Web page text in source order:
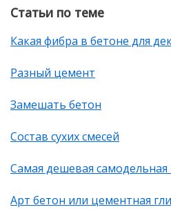
Статьи по теме
Какая фибра в бетоне для
Разный цемент
Замешать бетон
Состав сухих смесей
Самая дешевая самодельная
Арт бетон или цементная